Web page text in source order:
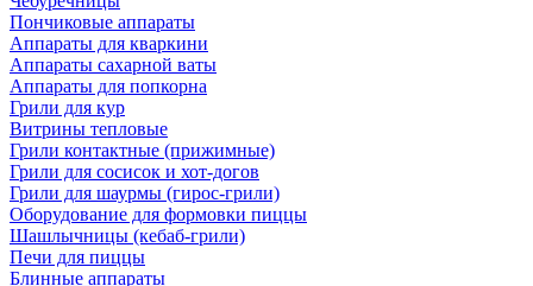
Пончиковые аппараты
Аппараты для кваркини
Аппараты сахарной ваты
Аппараты для попкорна
Грили для кур
Витрины тепловые
Грили контактные (прижимные)
Грили для сосисок и хот-догов
Грили для шаурмы (гирос-грили)
Оборудование для формовки пиццы
Шашлычницы (кебаб-грили)
Печи для пиццы
Блинные аппараты